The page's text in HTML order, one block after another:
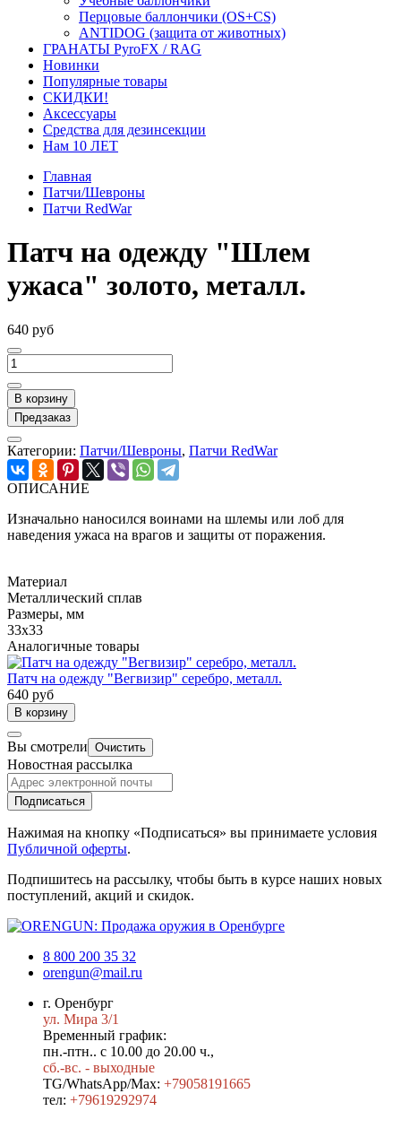
Перцовые баллончики (OS+CS)
ANTIDOG (защита от животных)
ГРАНАТЫ PyroFX / RAG
Новинки
Популярные товары
СКИДКИ!
Аксессуары
Средства для дезинсекции
Нам 10 ЛЕТ
Главная
Патчи/Шевроны
Патчи RedWar
Патч на одежду "Шлем
ужаса" золото, металл.
640 руб
В корзину
Предзаказ
Категории: Патчи/Шевроны, Патчи RedWar
ОПИСАНИЕ
Изначально наносился воинами на шлемы или лоб для
наведения ужаса на врагов и защиты от поражения.
Материал
Металлический сплав
Размеры, мм
33х33
Аналогичные товары
Патч на одежду "Вегвизир" серебро, металл.
640 руб
В корзину
Вы смотрели Очистить
Новостная рассылка
Подписаться
Нажимая на кнопку «Подписаться» вы принимаете условия
Публичной оферты.
Подпишитесь на рассылку, чтобы быть в курсе наших новых
поступлений, акций и скидок.
8 800 200 35 32
orengun@mail.ru
г. Оренбург
ул. Мира 3/1
Временный график:
пн.-птн.. с 10.00 до 20.00 ч.,
сб.-вс. - выходные
TG/WhatsApp/Max: +79058191665
тел: +79619292974